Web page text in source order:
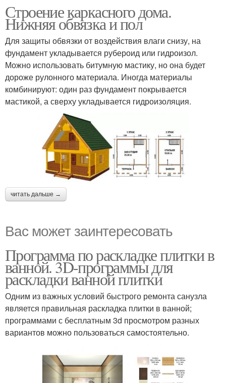
Строение каркасного дома.
Нижняя обвязка и пол
Для защиты обвязки от воздействия влаги снизу, на
фундамент укладывается рубероид или гидроизол.
Можно использовать битумную мастику, но она будет
дороже рулонного материала. Иногда материалы
комбинируют: один раз фундамент покрывается
мастикой, а сверху укладывается гидроизоляция.
читать дальше →
Вас может заинтересовать
Программа по раскладке плитки в
ванной. 3D-программы для
раскладки ванной плитки
Одним из важных условий быстрого ремонта санузла
является правильная раскладка плитки в ванной;
программами с бесплатным 3d просмотром разных
вариантов можно пользоваться самостоятельно.